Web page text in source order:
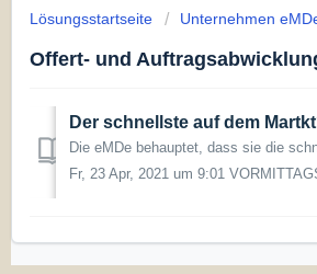
Lösungsstartseite Unternehmen
Offert- und
Der schnellste auf dem
Fr, 23 Apr, 2021 um 9:01